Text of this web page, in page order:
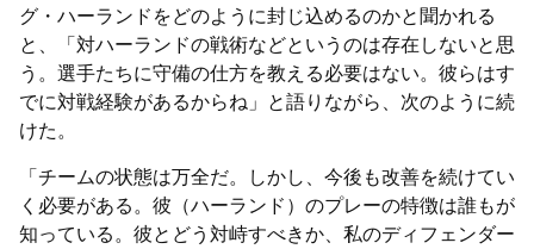
グ・ハーランドをどのように封じ込めるのかと聞かれる
と、「対ハーランドの戦術などというのは存在しないと思
う。選手たちに守備の仕方を教える必要はない。彼らはす
でに対戦経験があるからね」と語りながら、次のように続
けた。
「チームの状態は万全だ。しかし、今後も改善を続けてい
く必要がある。彼（ハーランド）のプレーの特徴は誰もが
知っている。彼とどう対峙すべきか、私のディフェンダー